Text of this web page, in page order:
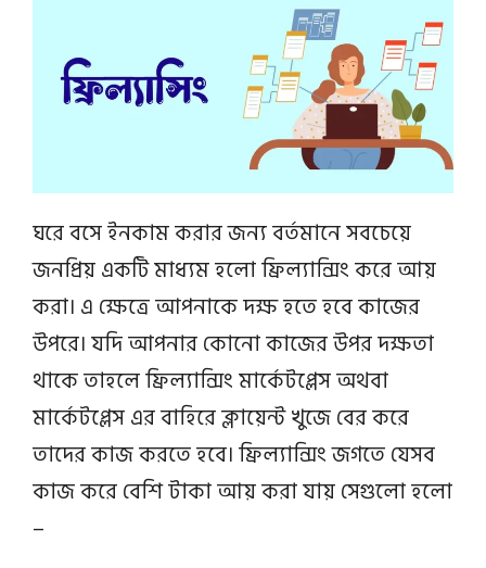
ঘরে বসে ইনকাম করার জন্য বর্তমানে সবচেয়ে
জনপ্রিয় একটি মাধ্যম হলো ফ্রিল্যান্সিং করে আয়
করা। এ ক্ষেত্রে আপনাকে দক্ষ হতে হবে কাজের
উপরে। যদি আপনার কোনো কাজের উপর দক্ষতা
থাকে তাহলে ফ্রিল্যান্সিং মার্কেটপ্লেস অথবা
মার্কেটপ্লেস এর বাহিরে ক্লায়েন্ট খুজে বের করে
তাদের কাজ করতে হবে। ফ্রিল্যান্সিং জগতে যেসব
কাজ করে বেশি টাকা আয় করা যায় সেগুলো হলো
–